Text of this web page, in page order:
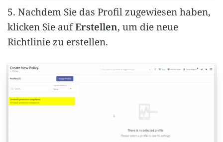
5. Nachdem Sie das Profil zugewiesen haben,
klicken Sie aufErstellen, um die neue
Richtlinie zu erstellen.